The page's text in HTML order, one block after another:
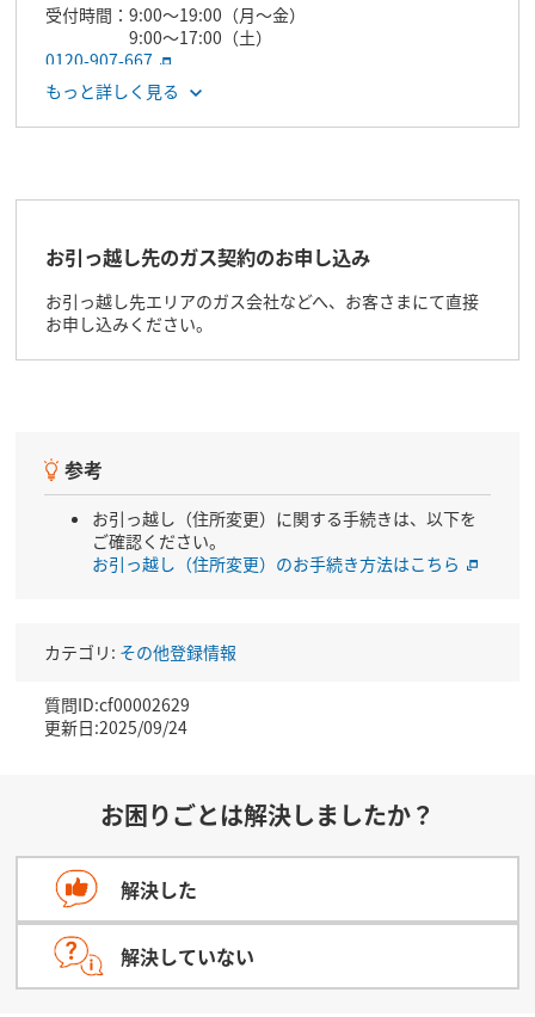
受付時間：9:00～19:00（月～金）
9:00～17:00（土）
0120-907-667
「関電ガス for au」をご契約中のお客さま
受付時間：9:00～17:00（月～金）
もっと詳しく見る
お引っ越し先のガス契約のお申し込み
お引っ越し先エリアのガス会社などへ、お客さまにて直接
お申し込みください。
参考
お引っ越し（住所変更）に関する手続きは、以下を
ご確認ください。
お引っ越し（住所変更）のお手続き方法はこちら
カテゴリ: その他登録情報
質問ID:cf00002629
更新日:2025/09/24
お困りごとは解決しましたか？
解決した
解決していない